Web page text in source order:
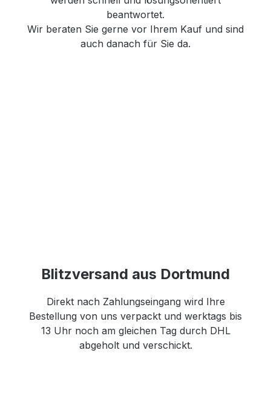
beantwortet.
Wir beraten Sie gerne vor Ihrem Kauf und sind
auch danach für Sie da.
Blitzversand aus Dortmund
Direkt nach Zahlungseingang wird Ihre
Bestellung von uns verpackt und werktags bis
13 Uhr noch am gleichen Tag durch DHL
abgeholt und verschickt.